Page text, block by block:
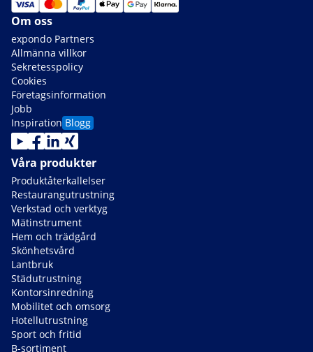
Om oss
expondo Partners
Allmänna villkor
Sekretesspolicy
Cookies
Företagsinformation
Jobb
Inspiration Blogg
Våra produkter
Produktåterkallelser
Restaurangutrustning
Verkstad och verktyg
Mätinstrument
Hem och trädgård
Skönhetsvård
Lantbruk
Städutrustning
Kontorsinredning
Mobilitet och omsorg
Hotellutrustning
Sport och fritid
B-sortiment